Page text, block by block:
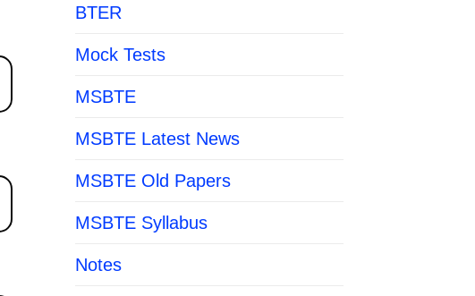
BTER
Mock Tests
MSBTE
MSBTE Latest News
MSBTE Old Papers
MSBTE Syllabus
Notes